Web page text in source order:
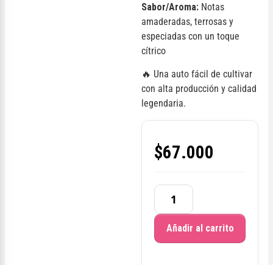
Sabor/Aroma: Notas
amaderadas, terrosas y
especiadas con un toque
cítrico
🔥 Una auto fácil de cultivar
con alta producción y calidad
legendaria.
$67.000
Añadir al carrito